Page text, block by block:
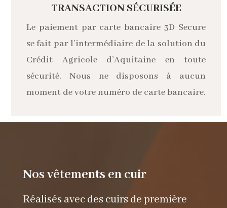
TRANSACTION SÉCURISÉE
Le paiement par carte bancaire 3D Secure
se fait par l’intermédiaire de la solution du
Crédit Agricole d’Aquitaine en toute
sécurité. Nous ne disposons à aucun
moment de votre numéro de carte bancaire.
Nos vêtements en cuir
Réalisés avec des cuirs de première